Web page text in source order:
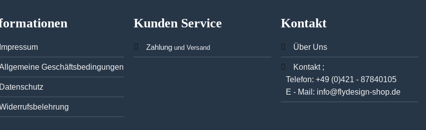
Impressum
Geschäftsbedingungen
Datenschutz
Kunden Service
Zahlung und Versand
Kontakt
Über Uns
Kontakt ;
Telefon:+49 (0)421 - 87840105
E - Mail: info@flydesign-shop.de